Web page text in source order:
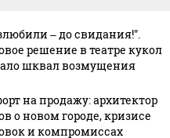
назначили
нового
спорта и
вице-
– до свидания!".
решение в театре кукол
шквал возмущения
на продажу: архитектор
о новом городе, кризисе
и компромиссах